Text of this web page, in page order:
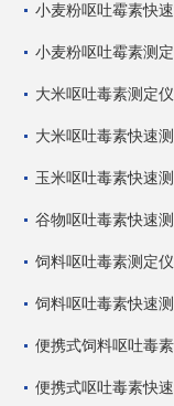
小麦粉呕吐霉素快
小麦粉呕吐霉素测
大米呕吐毒素测定仪
大米呕吐毒素快速
玉米呕吐毒素快速
谷物呕吐毒素快速
饲料呕吐毒素测定仪
饲料呕吐毒素快速
便携式饲料呕吐毒
便携式呕吐毒素快